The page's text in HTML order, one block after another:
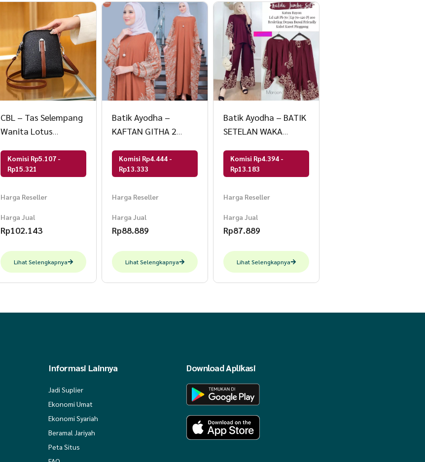
CBL – Tas Selempang
Wanita Lotus
Komisi Rp5.107 -
Rp15.321
Harga Reseller
Harga Jual
Rp102.143
Lihat Selengkapnya
Batik Ayodha –
KAFTAN GITHA 2
Komisi Rp4.444 -
Rp13.333
Harga Reseller
Harga Jual
Rp88.889
Lihat Selengkapnya
Batik Ayodha – BATIK
SETELAN WAKA
Komisi Rp4.394 -
Rp13.183
Harga Reseller
Harga Jual
Rp87.889
Lihat Selengkapnya
Informasi Lainnya
Jadi Suplier
Ekonomi Umat
Ekonomi Syariah
Beramal Jariyah
Peta Situs
Download Aplikasi